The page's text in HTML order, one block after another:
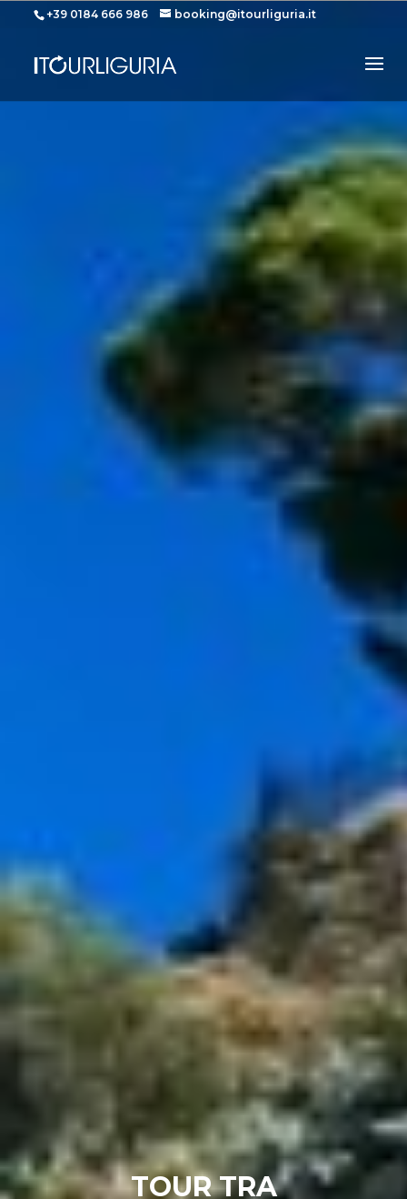
+39 0184 666 986 booking@itourliguria.it
TOUR TRA